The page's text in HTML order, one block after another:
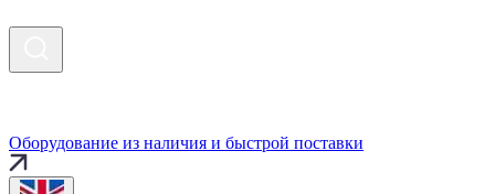
Оборудование из наличия и быстрой поставки